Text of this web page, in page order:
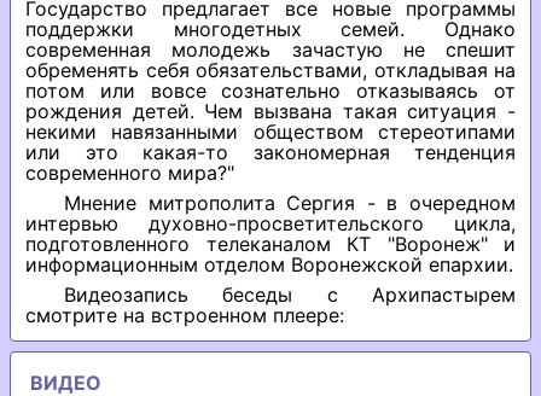
Государство предлагает все новые программы
поддержки многодетных семей. Однако
современная молодежь зачастую не спешит
обременять себя обязательствами, откладывая на
потом или вовсе сознательно отказываясь от
рождения детей. Чем вызвана такая ситуация -
некими навязанными обществом стереотипами
или это какая-то закономерная тенденция
современного мира?"
Мнение митрополита Сергия - в очередном
интервью духовно-просветительского цикла,
подготовленного телеканалом КТ "Воронеж" и
информационным отделом Воронежской епархии.
Видеозапись беседы с Архипастырем
смотрите на встроенном плеере:
ВИДЕО